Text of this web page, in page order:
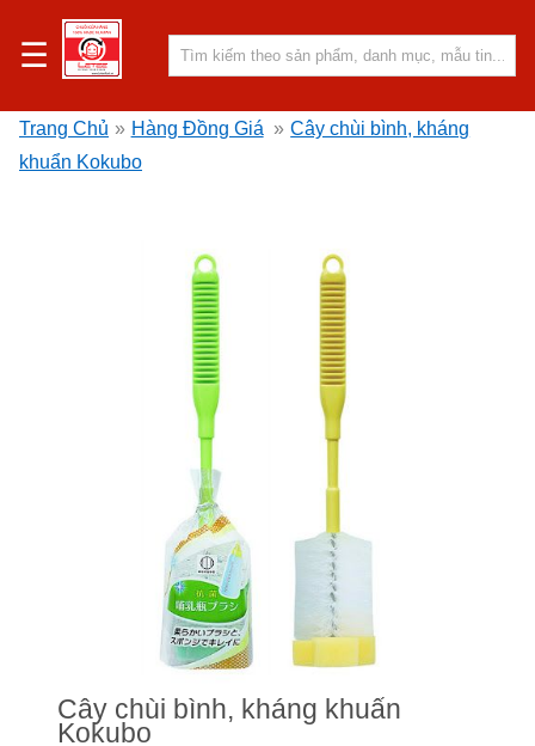
☰
Trang Chủ » Hàng Đồng Giá » Cây chùi bình, kháng
khuẩn Kokubo
Cây chùi bình, kháng khuẩn
Kokubo